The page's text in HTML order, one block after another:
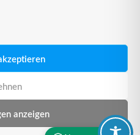
anzeigenManagement Solutions